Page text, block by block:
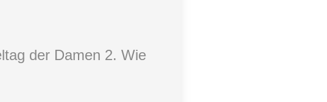
der Damen 2. Wie